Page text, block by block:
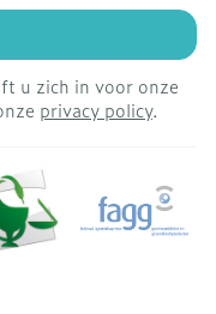
u zich in voor onze
privacy policy.